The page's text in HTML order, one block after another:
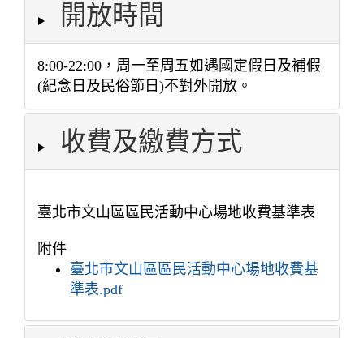
開放時間
8:00-22:00，周一至周五如遇國定假日及補假
(紀念日及民俗節日)不對外開放。
收費及繳費方式
臺北市文山區區民活動中心場地收費基準表
附件
臺北市文山區區民活動中心場地收費基
準表.pdf